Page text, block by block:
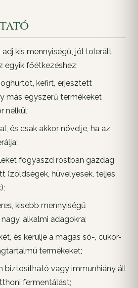
kis mennyiségű, jól tolerált
egyik főétkezéshez;
kefirt, erjesztett
más egyszerű termékeket
nélkül;
és csak akkor növelje, ha az
fogyaszd rostban gazdag
(zöldségek, hüvelyesek, teljes
kisebb mennyiségű
alkalmi adagokra;
és kerülje a magas só-, cukor-
termékeket;
biztosítható vagy immunhiány áll
fermentálást;